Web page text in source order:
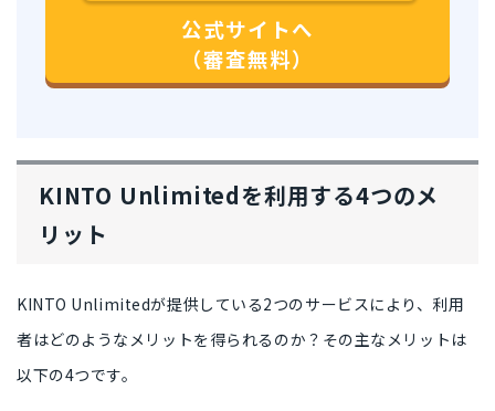
公式サイトへ
（審査無料）
KINTO Unlimitedを利用する4つのメ
リット
KINTO Unlimitedが提供している2つのサービスにより、 利用
者はどのようなメリットを得られるのか？ その主なメリットは
以下の4つです。